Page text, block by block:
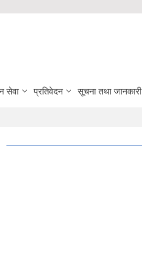
सेवा प्रतिवेदन सूचना तथा जानकारी